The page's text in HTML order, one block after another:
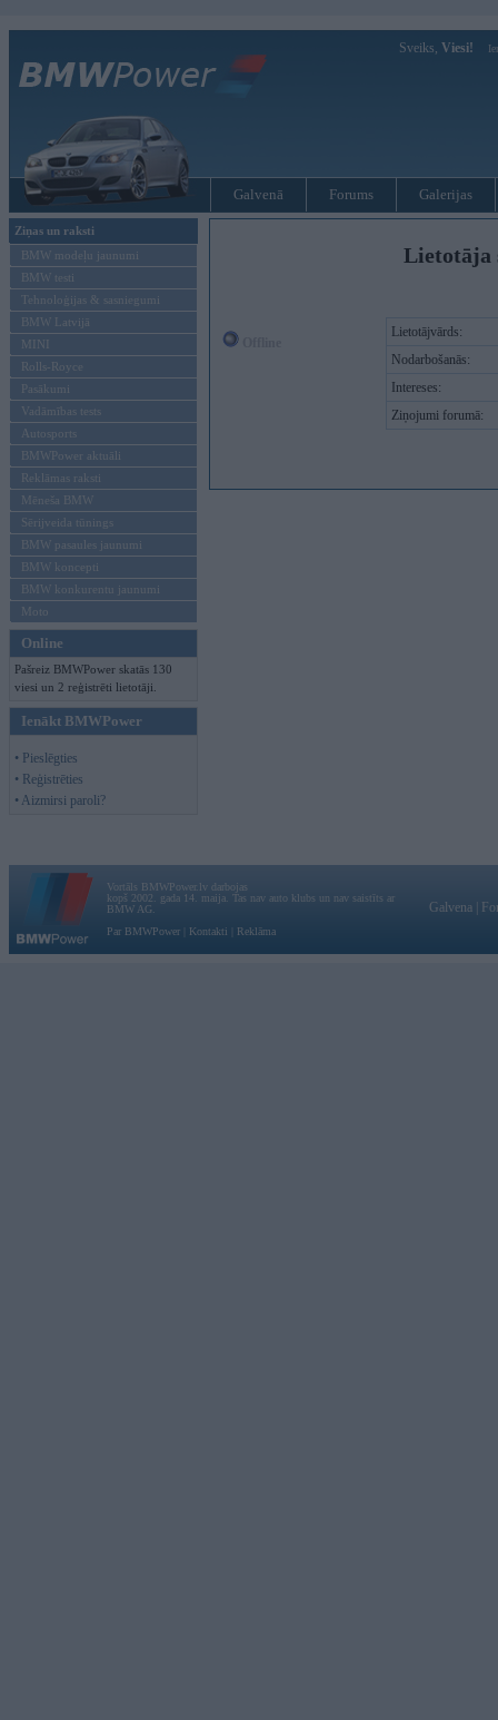
Sveiks, Viesi!
Galvenā Forums Galerijas
Ziņas un raksti
BMW modeļu jaunumi
BMW testi
Tehnoloģijas & sasniegumi
BMW Latvijā
MINI
Rolls-Royce
Pasākumi
Vadāmības tests
Autosports
BMWPower aktuāli
Reklāmas raksti
Mēneša BMW
Sērijveida tūnings
BMW pasaules jaunumi
BMW koncepti
BMW konkurentu jaunumi
Moto
Online
Pašreiz BMWPower skatās 130
viesi un 2 reģistrēti lietotāji.
Ienākt BMWPower
• Pieslēgties
• Reģistrēties
• Aizmirsi paroli?
Lietotāja
Lietotājvārds:
Nodarbošanās:
Intereses:
Ziņojumi forumā:
Vortāls BMWPower.lv darbojas
kopš 2002. gada 14. maija. Tas nav auto klubs un nav saistīts ar
BMW AG.
Par BMWPower
Kontakti Reklāma
Galvena